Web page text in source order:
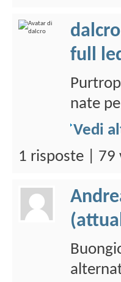
dalcro
full
nate
Vedi
1 risposte | 79